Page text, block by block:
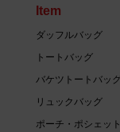
Item
ダッフルバッグ
トートバッグ
バケツトートバッ
リュックバッグ
ポーチ・ポシェット